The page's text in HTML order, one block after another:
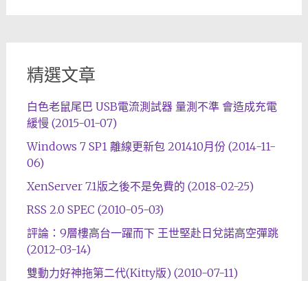
精選文章
白色老鼠尾巴 USB電流測試器 量測不準 會造成充電
緩慢 (2015-01-07)
Windows 7 SP1 離線更新包 201410月份 (2014-11-
06)
XenServer 7.1版之後不是免費的 (2018-02-25)
RSS 2.0 SPEC (2010-05-03)
評論：9層樓高台一躍而下 王世堅赴日兌諾高空彈跳
(2012-03-14)
雙動力好神拖第二代(Kitty版) (2010-07-11)